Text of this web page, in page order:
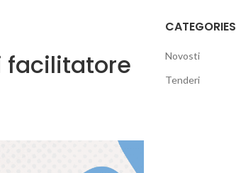
facilitatore
CATEGORIES
Novosti
Tenderi